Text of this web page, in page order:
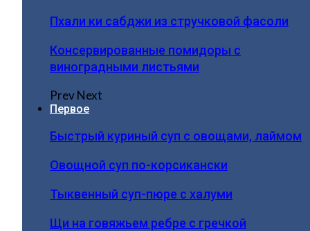
Пхали ки сабджи из стручковой фасоли
Консервированные помидоры с
виноградными листьями
PrevNext
Первое
Быстрый куриный суп с овощами, лаймом
Овощной суп по-корсикански
Тыквенный суп-пюре с халуми
Щи на говяжьем ребре с гречкой